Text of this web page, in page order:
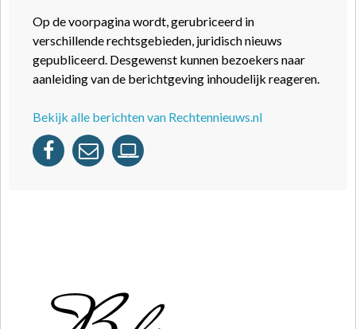
Op de voorpagina wordt, gerubriceerd in
verschillende rechtsgebieden, juridisch nieuws
gepubliceerd. Desgewenst kunnen bezoekers naar
aanleiding van de berichtgeving inhoudelijk reageren.
Bekijk alle berichten van Rechtennieuws.nl